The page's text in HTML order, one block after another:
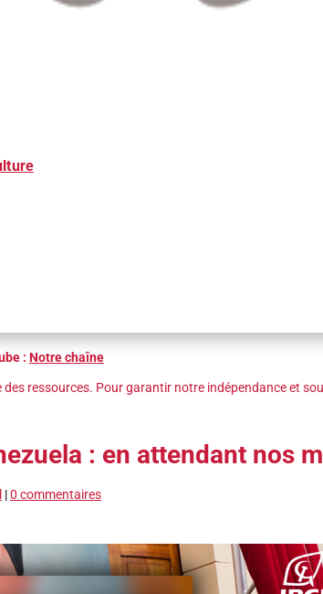
: Notre chaîne
ressources. Pour garantir notre indépendance et
: en attendant nos
|0 commentaires